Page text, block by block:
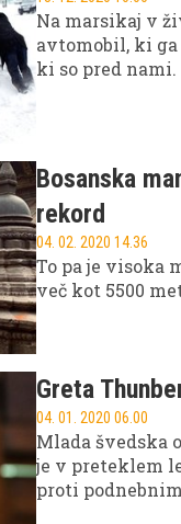
Na marsikaj v
avtomobil, ki
ki so pred
Bosanska
rekord
04. 02. 2020 14.36
To pa je visoka
več kot 5500
Greta
04. 01. 2020 06.00
Mlada švedska
je v preteklem
proti